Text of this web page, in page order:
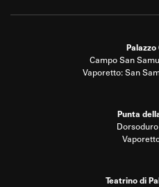
Palazzo
Campo San
Vaporetto: San
Punta
Dorsoduro
Teatrino di